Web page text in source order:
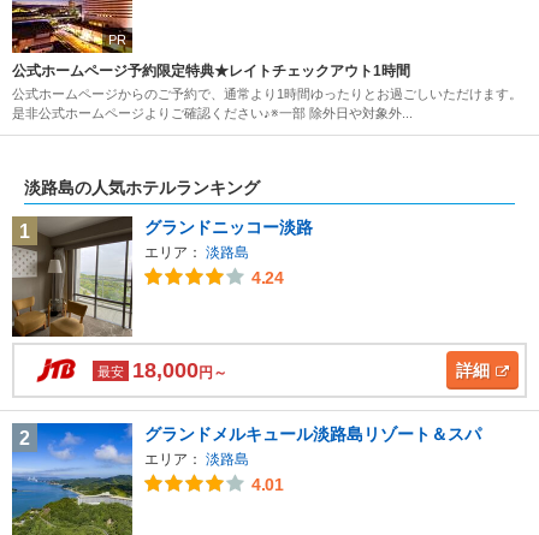
PR
公式ホームページ予約限定特典★レイトチェックアウト1時間
公式ホームページからのご予約で、通常より1時間ゆったりとお過ごしいただけます。
是非公式ホームページよりご確認ください♪※一部 除外日や対象外...
淡路島の人気ホテルランキング
1 グランドニッコー淡路
エリア： 淡路島
4.24
最安 18,000円～ 詳細
2 グランドメルキュール淡路島リゾート＆スパ
エリア： 淡路島
4.01